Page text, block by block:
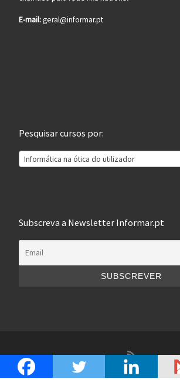
E-mail:geral@informar.pt
Pesquisar cursos por:
Informática na ótica do utilizador
Subscreva a Newsletter Informar.pt